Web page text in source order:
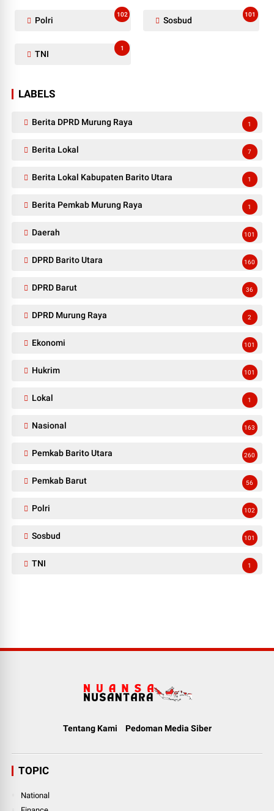
Polri
102
Sosbud
101
TNI
1
LABELS
Berita DPRD Murung Raya 1
Berita Lokal 7
Berita Lokal Kabupaten Barito Utara 1
Berita Pemkab Murung Raya 1
Daerah 101
DPRD Barito Utara 160
DPRD Barut 36
DPRD Murung Raya 2
Ekonomi 101
Hukrim 101
Lokal 1
Nasional 163
Pemkab Barito Utara 260
Pemkab Barut 56
Polri 102
Sosbud 101
TNI 1
Tentang Kami Pedoman Media Siber
TOPIC
National